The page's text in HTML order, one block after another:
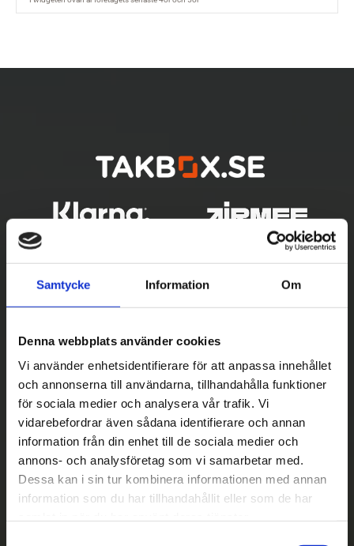
Samtycke Information Om
Denna webbplats använder cookies
Vi använder enhetsidentifierare för att anpassa innehållet
och annonserna till användarna, tillhandahålla funktioner
för sociala medier och analysera vår trafik. Vi
vidarebefordrar även sådana identifierare och annan
information från din enhet till de sociala medier och
annons- och analysföretag som vi samarbetar med.
Dessa kan i sin tur kombinera informationen med annan
information som du har tillhandahållit eller som de har
Betala säkert
|| Välj ||
Snabba leveranser
||
Eller ||
Hämta på lagret med/utan montering